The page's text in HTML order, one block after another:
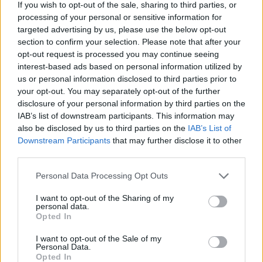
If you wish to opt-out of the sale, sharing to third parties, or
processing of your personal or sensitive information for
targeted advertising by us, please use the below opt-out
section to confirm your selection. Please note that after your
opt-out request is processed you may continue seeing
interest-based ads based on personal information utilized by
us or personal information disclosed to third parties prior to
your opt-out. You may separately opt-out of the further
disclosure of your personal information by third parties on the
IAB’s list of downstream participants. This information may
also be disclosed by us to third parties on the IAB’s List of
Downstream Participants that may further disclose it to other
Please note that this website/app uses one or more Google
not limited to your visit or usage behaviour. You may click to
grant or deny consent to Google and its third-party tags to
use your data for below specified purposes in below Google
consent section.
Personal Data Processing Opt Outs
I want to opt-out of the Sharing of my
personal data.
Opted In
I want to opt-out of the Sale of my
Personal Data.
Opted In
multimediális elvárások miatt különösen aktuális
napjainkban, amikor a szöveg és a verbális
reprezentáció mellett a látvány egyre
hangsúlyosabb szerepet kap. A digitális
technológiák térhódításával a látvány megtervezése
művészi, professzionális működtetése képzett
szakembereket igényel.